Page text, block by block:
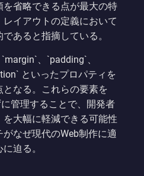
省略できる点が最大の特
イアウトの定義において
あると指摘している。
、`padding`、
といったプロパティを
なる。これらの要素を
管理することで、開発者
大幅に軽減できる可能性
なぜ現代のWeb制作に適
迫る。